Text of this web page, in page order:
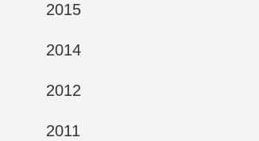
2015
2014
2012
2011